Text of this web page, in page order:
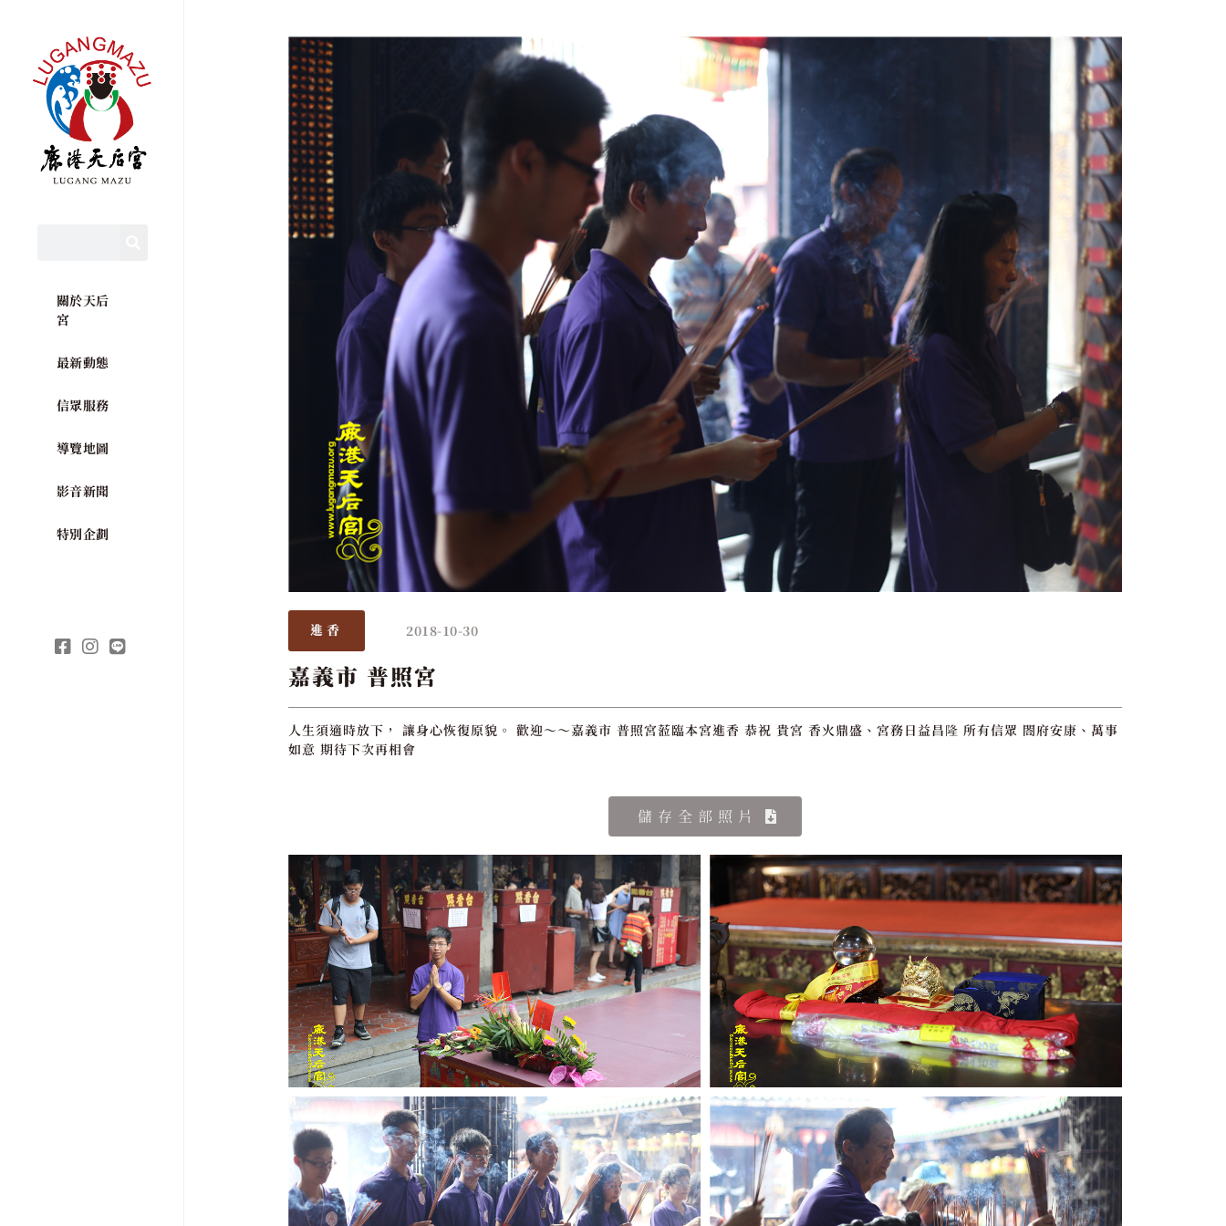
關於天后
宮
最新動態
信眾服務
導覽地圖
影音新聞
特別企劃
進香 2018-10-30
嘉義市 普照宮
人生須適時放下， 讓身心恢復原貌。 歡迎～～嘉義市 普照宮蒞臨本宮進香 恭祝 貴宮 香火鼎盛、宮務日益昌隆 所有信眾 閤府安康、萬事
如意 期待下次再相會
儲存全部照片